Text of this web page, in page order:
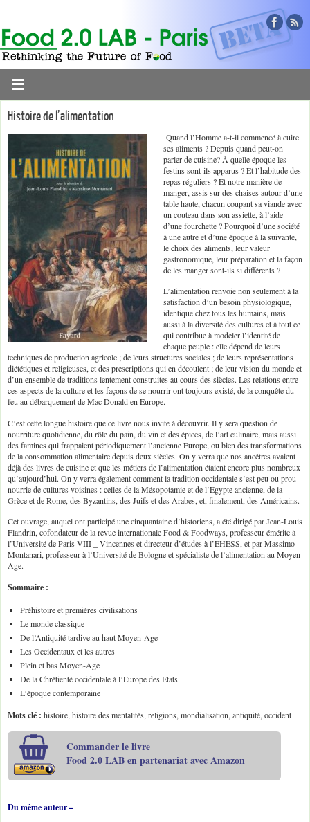
Histoire de l’alimentation
Quand l’Homme a-t-il commencé à cuire
ses aliments ? Depuis quand peut-on
parler de cuisine? À quelle époque les
festins sont-ils apparus ? Et l’habitude des
repas réguliers ? Et notre manière de
manger, assis sur des chaises autour d’une
table haute, chacun coupant sa viande avec
un couteau dans son assiette, à l’aide
d’une fourchette ? Pourquoi d’une société
à une autre et d’une époque à la suivante,
le choix des aliments, leur valeur
gastronomique, leur préparation et la façon
de les manger sont-ils si différents ?
L’alimentation renvoie non seulement à la
satisfaction d’un besoin physiologique,
identique chez tous les humains, mais
aussi à la diversité des cultures et à tout ce
qui contribue à modeler l’identité de
chaque peuple : elle dépend de leurs
techniques de production agricole ; de leurs structures sociales ; de leurs représentations
diététiques et religieuses, et des prescriptions qui en découlent ; de leur vision du monde et
d’un ensemble de traditions lentement construites au cours des siècles. Les relations entre
ces aspects de la culture et les façons de se nourrir ont toujours existé, de la conquête du
feu au débarquement de Mac Donald en Europe.
C’est cette longue histoire que ce livre nous invite à découvrir. Il y sera question de
nourriture quotidienne, du rôle du pain, du vin et des épices, de l’art culinaire, mais aussi
des famines qui frappaient périodiquement l’ancienne Europe, ou bien des transformations
de la consommation alimentaire depuis deux siècles. On y verra que nos ancêtres avaient
déjà des livres de cuisine et que les métiers de l’alimentation étaient encore plus nombreux
qu’aujourd’hui. On y verra également comment la tradition occidentale s’est peu ou prou
nourrie de cultures voisines : celles de la Mésopotamie et de l’Égypte ancienne, de la
Grèce et de Rome, des Byzantins, des Juifs et des Arabes, et, finalement, des Américains.
Cet ouvrage, auquel ont participé une cinquantaine d’historiens, a été dirigé par Jean-Louis
Flandrin, cofondateur de la revue internationale Food & Foodways, professeur émérite à
l’Université de Paris VIII _ Vincennes et directeur d’études à l’EHESS, et par Massimo
Montanari, professeur à l’Université de Bologne et spécialiste de l’alimentation au Moyen
Age.
Sommaire :
Préhistoire et premières civilisations
Le monde classique
De l’Antiquité tardive au haut Moyen-Age
Les Occidentaux et les autres
Plein et bas Moyen-Age
De la Chrétienté occidentale à l’Europe des Etats
L’époque contemporaine
Mots clé : histoire, histoire des mentalités, religions, mondialisation, antiquité, occident
Commander le livre
Food 2.0 LAB en partenariat avec Amazon
Du même auteur –